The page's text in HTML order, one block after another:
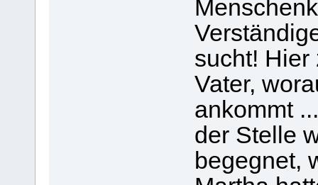
sucht! Hier
Vater,
ankommt
der Stelle
begegnet,